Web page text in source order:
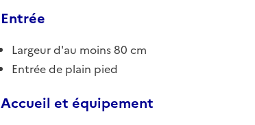
Entrée
Largeur d'au moins 80 cm
Entrée de plain pied
Accueil et équipement